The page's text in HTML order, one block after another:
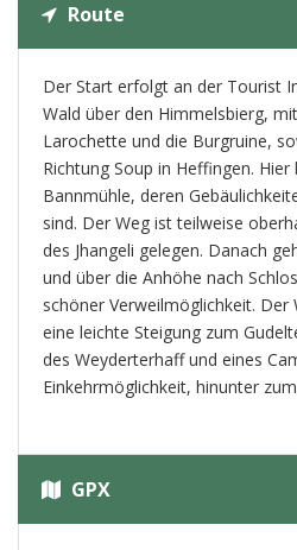
Route
Der Start erfolgt an der Tourist
Wald über den Himmelsbierg,
Larochette und die Burgruine,
Richtung Soup in Heffingen. Hier
Bannmühle, deren
sind. Der Weg ist teilweise
des Jhangeli gelegen. Danach
und über die Anhöhe nach
schöner Verweilmöglichkeit.
eine leichte Steigung zum
des Weyderterhaff und eines
Einkehrmöglichkeit, hinunter
GPX